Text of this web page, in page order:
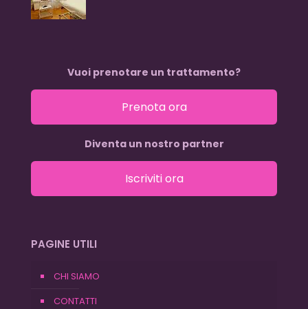
Vuoi prenotare un trattamento?
Prenota ora
Diventa un nostro partner
Iscriviti ora
PAGINE UTILI
CHI SIAMO
CONTATTI